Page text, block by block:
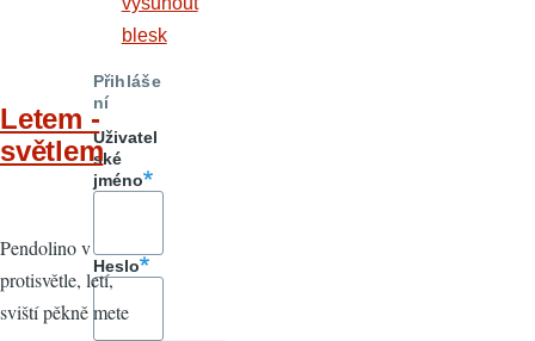
Letem -
světlem
Pendolino v
protisvětle, letí,
sviští pěkně mete
blesk
Přihláše
ní
Uživatel
ské
jméno
Heslo